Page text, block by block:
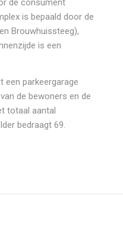
de consument
is bepaald door de
Brouwhuissteeg),
is een
een parkeergarage
de bewoners en de
totaal aantal
bedraagt 69.